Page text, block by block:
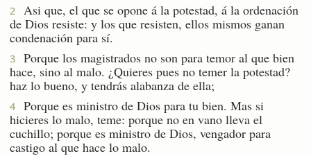
2
Asi que, el que se opone á la potestad, á la ordenación
de Dios resiste: y los que resisten, ellos mismos ganan
condenación para sí.
3
Porque los magistrados no son para temor al que bien
hace, sino al malo. ¿Quieres pues no temer la potestad?
haz lo bueno, y tendrás alabanza de ella;
4
Porque es ministro de Dios para tu bien. Mas si
hicieres lo malo, teme: porque no en vano lleva el
cuchillo; porque es ministro de Dios, vengador para
castigo al que hace lo malo.